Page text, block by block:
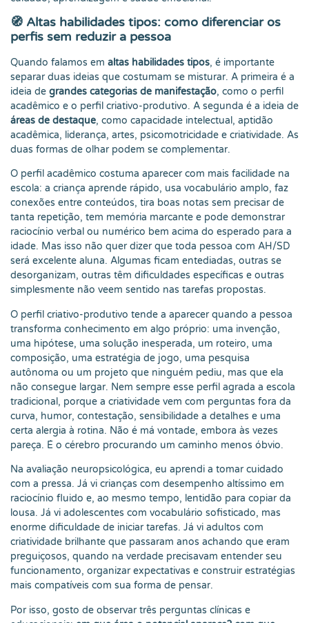
🧭 Altas habilidades tipos: como diferenciar os
perfis sem reduzir a pessoa
Quando falamos em altas habilidades tipos, é importante
separar duas ideias que costumam se misturar. A primeira é a
ideia de grandes categorias de manifestação, como o perfil
acadêmico e o perfil criativo-produtivo. A segunda é a ideia de
áreas de destaque, como capacidade intelectual, aptidão
acadêmica, liderança, artes, psicomotricidade e criatividade. As
duas formas de olhar podem se complementar.
O perfil acadêmico costuma aparecer com mais facilidade na
escola: a criança aprende rápido, usa vocabulário amplo, faz
conexões entre conteúdos, tira boas notas sem precisar de
tanta repetição, tem memória marcante e pode demonstrar
raciocínio verbal ou numérico bem acima do esperado para a
idade. Mas isso não quer dizer que toda pessoa com AH/SD
será excelente aluna. Algumas ficam entediadas, outras se
desorganizam, outras têm dificuldades específicas e outras
simplesmente não veem sentido nas tarefas propostas.
O perfil criativo-produtivo tende a aparecer quando a pessoa
transforma conhecimento em algo próprio: uma invenção,
uma hipótese, uma solução inesperada, um roteiro, uma
composição, uma estratégia de jogo, uma pesquisa
autônoma ou um projeto que ninguém pediu, mas que ela
não consegue largar. Nem sempre esse perfil agrada a escola
tradicional, porque a criatividade vem com perguntas fora da
curva, humor, contestação, sensibilidade a detalhes e uma
certa alergia à rotina. Não é má vontade, embora às vezes
pareça. É o cérebro procurando um caminho menos óbvio.
Na avaliação neuropsicológica, eu aprendi a tomar cuidado
com a pressa. Já vi crianças com desempenho altíssimo em
raciocínio fluido e, ao mesmo tempo, lentidão para copiar da
lousa. Já vi adolescentes com vocabulário sofisticado, mas
enorme dificuldade de iniciar tarefas. Já vi adultos com
criatividade brilhante que passaram anos achando que eram
preguiçosos, quando na verdade precisavam entender seu
funcionamento, organizar expectativas e construir estratégias
mais compatíveis com sua forma de pensar.
Por isso, gosto de observar três perguntas clínicas e